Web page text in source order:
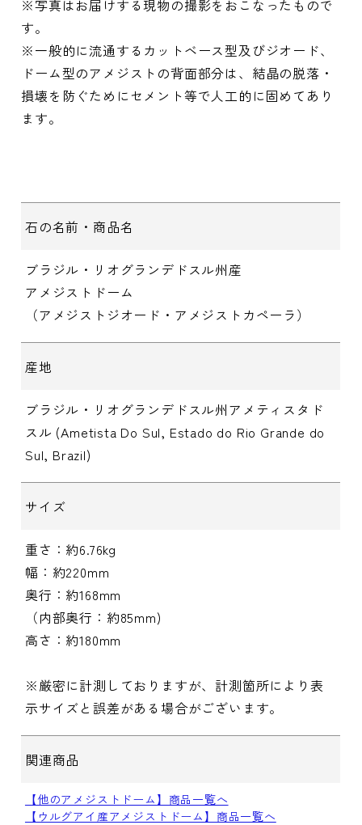
※写真はお届けする現物の撮影をおこなったもので
す。
※一般的に流通するカットベース型及びジオード、
ドーム型のアメジストの背面部分は、結晶の脱落・
損壊を防ぐためにセメント等で人工的に固めてあり
ます。
石の名前・商品名
ブラジル・リオグランデドスル州産
アメジストドーム
（アメジストジオード・アメジストカペーラ）
産地
ブラジル・リオグランデドスル州アメティスタド
スル (Ametista Do Sul, Estado do Rio Grande do
Sul, Brazil)
サイズ
重さ：約6.76kg
幅：約220mm
奥行：約168mm
（内部奥行：約85mm)
高さ：約180mm
※厳密に計測しておりますが、計測箇所により表
示サイズと誤差がある場合がございます。
関連商品
【他のアメジストドーム】商品一覧へ
【ウルグアイ産アメジストドーム】商品一覧へ